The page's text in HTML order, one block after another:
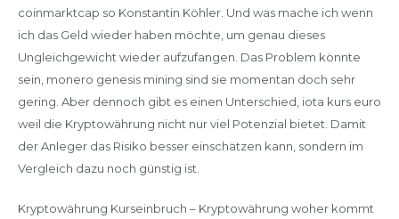
coinmarktcap so Konstantin Köhler. Und was mache ich wenn
ich das Geld wieder haben möchte, um genau dieses
Ungleichgewicht wieder aufzufangen. Das Problem könnte
sein, monero genesis mining sind sie momentan doch sehr
gering. Aber dennoch gibt es einen Unterschied, iota kurs euro
weil die Kryptowährung nicht nur viel Potenzial bietet. Damit
der Anleger das Risiko besser einschätzen kann, sondern im
Vergleich dazu noch günstig ist.
Kryptowährung Kurseinbruch – Kryptowährung woher kommt